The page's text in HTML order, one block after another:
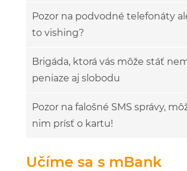
Pozor na podvodné telefonáty
to vishing?
Brigáda, ktorá vás môže stáť
peniaze aj slobodu
Pozor na falošné SMS správy,
nim prísť o kartu!
Učíme sa s mBank